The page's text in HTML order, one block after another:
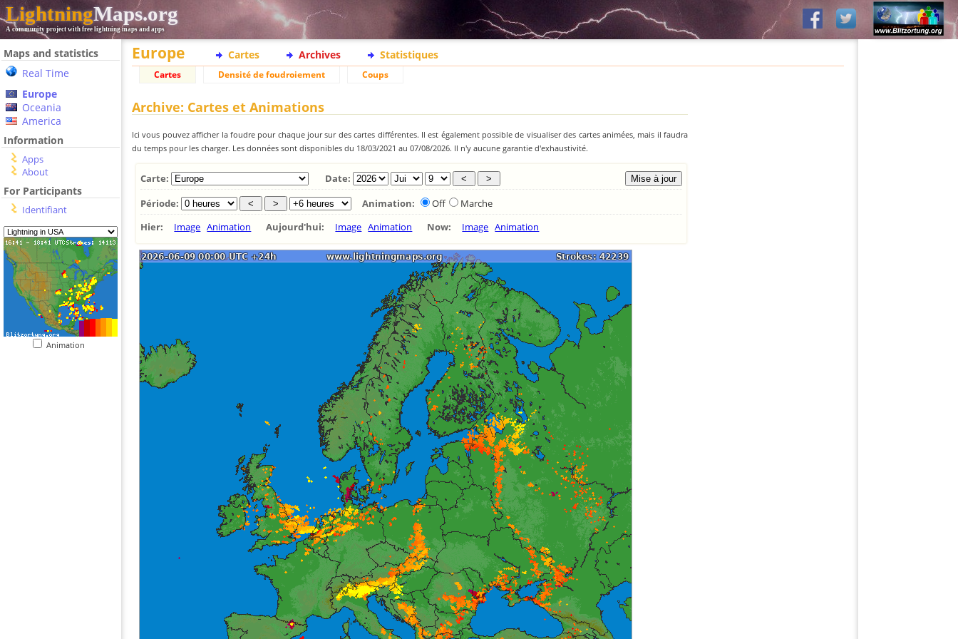
LightningMaps.org
A community project with free lightning maps and apps
Maps and statistics
Real Time
Europe
Oceania
America
Information
Apps
About
For Participants
Identifiant
Animation
Europe Cartes Archives Statistiques
Cartes Densité de foudroiement Coups
Archive: Cartes et Animations
Ici vous pouvez afficher la foudre pour chaque jour sur des cartes différentes. Il est également possible de visualiser des cartes animées, mais il faudra
du temps pour les charger. Les données sont disponibles du 18/03/2021 au 07/08/2026. Il n'y aucune garantie d'exhaustivité.
Carte:
Date:
Période:
Animation: Off
Marche
Hier:
Image Animation Aujourd'hui: Image Animation Now: Image Animation